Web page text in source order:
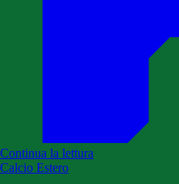
Continua la lettura
Calcio Estero